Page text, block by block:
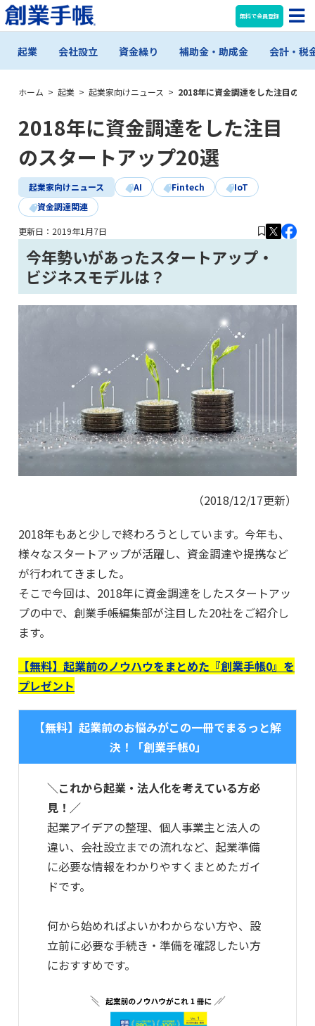
無料で会員登録
起業 会社設立 資金繰り 補助金・助成金 会計・税
ホーム > 起業 > 起業家向けニュース > 2018年に資金調達をした注目のス
2018年に資金調達をした注目
のスタートアップ20選
起業家向けニュース AI Fintech
IoT
資金調達関連
更新日： 2019年1月7日
今年勢いがあったスタートアップ・
ビジネスモデルは？
（2018/12/17更新）
2018年もあと少しで終わろうとしています。今年も、
様々なスタートアップが活躍し、資金調達や提携など
が行われてきました。
そこで今回は、2018年に資金調達をしたスタートアッ
プの中で、創業手帳編集部が注目した20社をご紹介し
ます。
【無料】起業前のノウハウをまとめた『創業手帳0』を
プレゼント
【無料】起業前のお悩みがこの一冊でまるっと解
決！「創業手帳0」
＼これから起業・法人化を考えている方必
見！／
起業アイデアの整理、個人事業主と法人の
違い、会社設立までの流れなど、起業準備
に必要な情報をわかりやすくまとめたガイ
ドです。
何から始めればよいかわからない方や、設
立前に必要な手続き・準備を確認したい方
におすすめです。